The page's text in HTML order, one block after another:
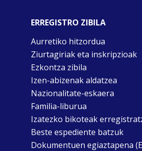
ERREGISTRO ZIBILA
Aurretiko hitzordua
Ziurtagiriak eta inskripzioak
Ezkontza zibila
Izen-abizenak aldatzea
Nazionalitate-eskaera
Familia-liburua
Izatezko bikoteak
Beste espediente batzuk
Dokumentuen egiaztapena